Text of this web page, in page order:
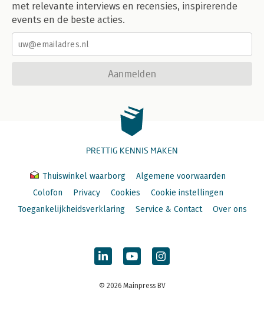
met relevante interviews en recensies, inspirerende
events en de beste acties.
Aanmelden
PRETTIG KENNIS MAKEN
Thuiswinkel waarborg
Algemene voorwaarden
Colofon
Privacy Cookies
Cookie instellingen
Toegankelijkheidsverklaring
Service & Contact Over ons
© 2026 Mainpress BV